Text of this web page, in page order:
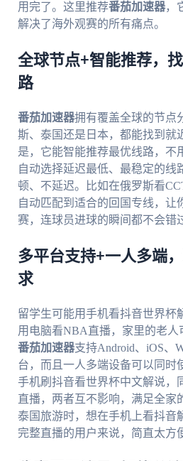
用完了。这里推荐番茄加速器，
解决了海外观赛的所有痛点。
全球节点+智能推荐，
路
番茄加速器拥有覆盖全球的节点
斯、泰国还是日本，都能找到就
是，它能智能推荐最优线路，不
自动选择延迟最低、最稳定的线
顿、不延迟。比如在俄罗斯看
自动匹配到适合的回国专线，让
赛，连球员进球的瞬间都不会错
多平台支持+一人多端
求
留学生可能用手机看抖音世界杯
用电脑看NBA直播，家里的老人
番茄加速器支持Android、iOS、
台，而且一人多端设备可以同
手机刷抖音看世界杯中文解说，
直播，两者互不影响，满足全家
泰国旅游时，想在手机上看抖音
完整直播的用户来说，简直太方